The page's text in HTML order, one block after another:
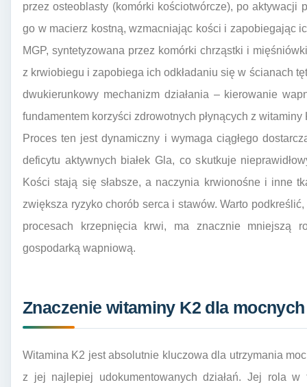
przez osteoblasty (komórki kościotwórcze), po
go w macierz kostną, wzmacniając kości i zapobiegając
MGP, syntetyzowana przez komórki chrząstki i
z krwiobiegu i zapobiega ich odkładaniu się w ścianach
dwukierunkowy mechanizm działania – kierowanie
fundamentem korzyści zdrowotnych płynących z witaminy
Proces ten jest dynamiczny i wymaga ciągłego
deficytu aktywnych białek Gla, co skutkuje
Kości stają się słabsze, a naczynia krwionośne i inne
zwiększa ryzyko chorób serca i stawów. Warto
procesach krzepnięcia krwi, ma znacznie mniejszą
gospodarką wapniową.
Znaczenie witaminy K2 dla
Witamina K2 jest absolutnie kluczowa dla utrzymania
z jej najlepiej udokumentowanych działań. Jej rola